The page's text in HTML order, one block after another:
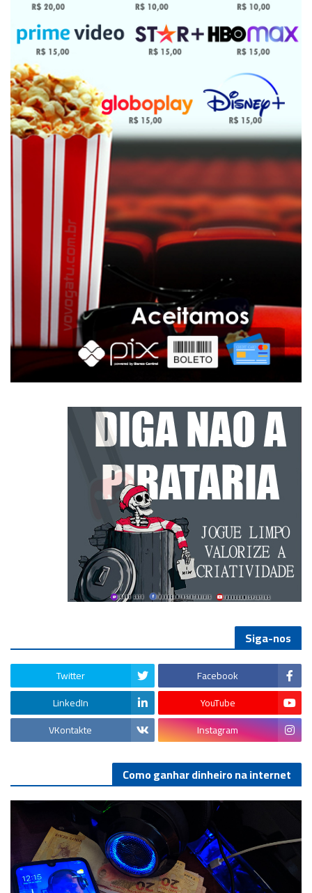
Siga-nos
Facebook
Twitter
YouTube
LinkedIn
Instagram
VKontakte
Como ganhar dinheiro na internet